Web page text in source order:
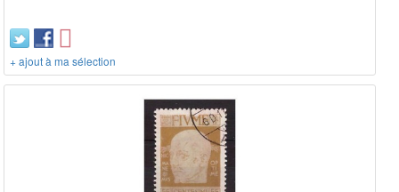
+ ajout à ma sélection